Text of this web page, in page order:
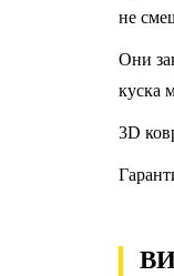
не
Они
куска
3D